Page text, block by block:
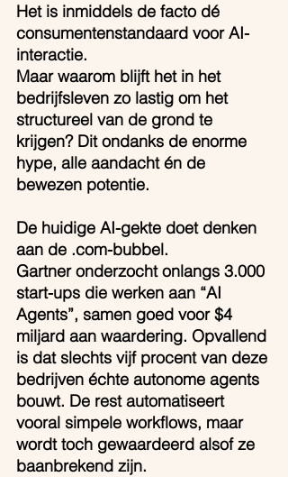
Het is inmiddels de facto dé
consumentenstandaard voor AI-
interactie.
Maar waarom blijft het in het
bedrijfsleven zo lastig om het
structureel van de grond te
krijgen? Dit ondanks de enorme
hype, alle aandacht én de
bewezen potentie.
De huidige AI-gekte doet denken
aan de .com-bubbel.
Gartner onderzocht onlangs 3.000
start-ups die werken aan “AI
Agents”, samen goed voor $4
miljard aan waardering. Opvallend
is dat slechts vijf procent van deze
bedrijven échte autonome agents
bouwt. De rest automatiseert
vooral simpele workflows, maar
wordt toch gewaardeerd alsof ze
baanbrekend zijn.